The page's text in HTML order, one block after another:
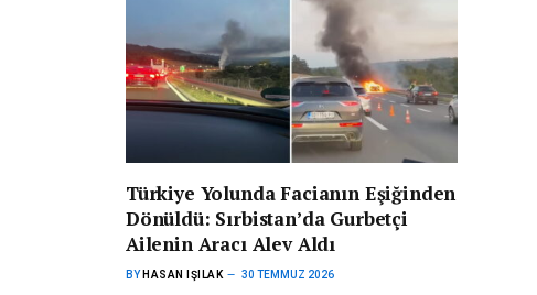
Türkiye Yolunda Facianın Eşiğinden
Dönüldü: Sırbistan’da Gurbetçi
Ailenin Aracı Alev Aldı
BY HASAN IŞILAK 30 TEMMUZ 2026